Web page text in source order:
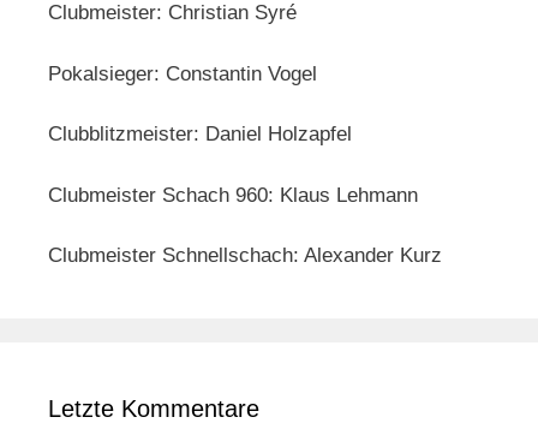
Clubmeister: Christian Syré
Pokalsieger: Constantin Vogel
Clubblitzmeister: Daniel Holzapfel
Clubmeister Schach 960: Klaus Lehmann
Clubmeister Schnellschach: Alexander Kurz
Letzte Kommentare